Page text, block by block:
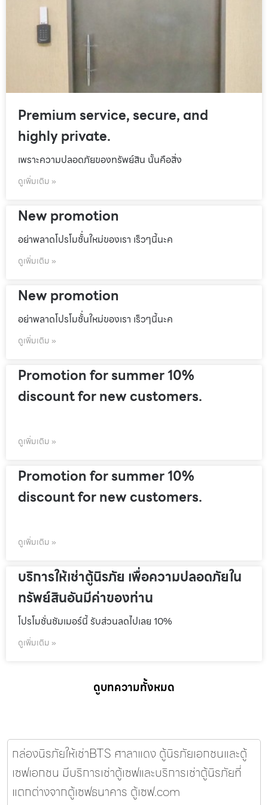
Premium service, secure, and
highly private.
เพราะความปลอดภัยของทรัพย์สิน นั้นคือสิ่ง
ดูเพิ่มเติม »
New promotion
อย่าพลาดโปรโมชั้่นใหม่ของเรา เร็วๆนี้นะค
ดูเพิ่มเติม »
New promotion
อย่าพลาดโปรโมชั้่นใหม่ของเรา เร็วๆนี้นะค
ดูเพิ่มเติม »
Promotion for summer 10%
discount for new customers.
ดูเพิ่มเติม »
Promotion for summer 10%
discount for new customers.
ดูเพิ่มเติม »
บริการให้เช่าตู้นิรภัย เพื่อความปลอดภัยใน
ทรัพย์สินอันมีค่าของท่าน
โปรโมชั่นชัมเมอร์นี้ รับส่วนลดไปเลย 10%
ดูเพิ่มเติม »
ดูบทความทั้งหมด
กล่องนิรภัยให้เช่าBTS ศาลาแดง ตู้นิรภัยเอกชนและตู้
เซฟเอกชน มีบริการเช่าตู้เซฟและบริการเช่าตู้นิรภัยที่
แตกต่างจากตู้เซฟธนาคาร ตู้เซฟ.com